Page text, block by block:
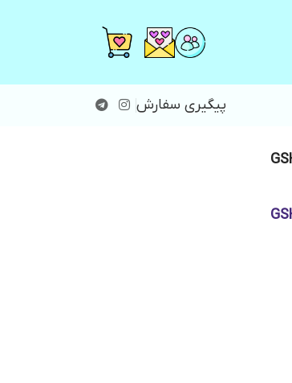
پیگیری سفارش